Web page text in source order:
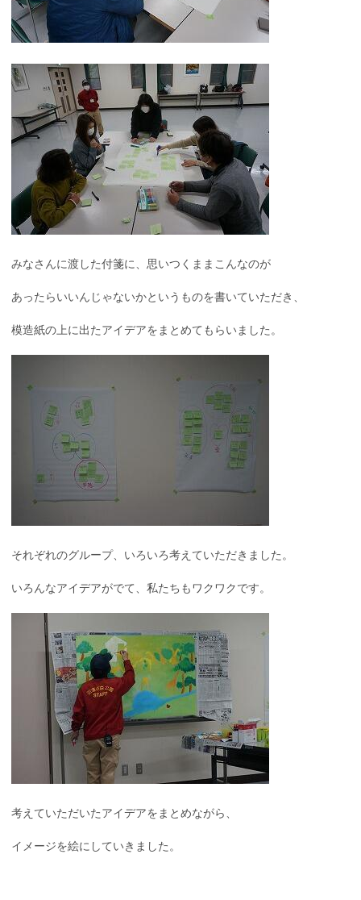
みなさんに渡した付箋に、思いつくままこんなのが
あったらいいんじゃないかというものを書いていただき、
模造紙の上に出たアイデアをまとめてもらいました。
それぞれのグループ、いろいろ考えていただきました。
いろんなアイデアがでて、私たちもワクワクです。
考えていただいたアイデアをまとめながら、
イメージを絵にしていきました。